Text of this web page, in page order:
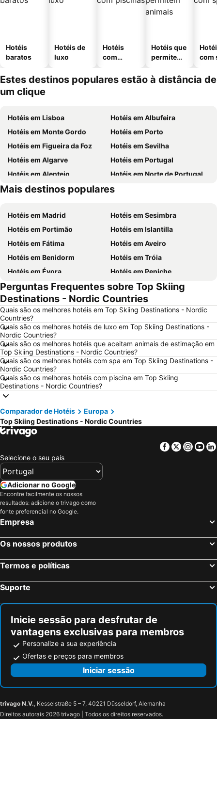
Hotéis
baratos
Hotéis de
luxo
Hotéis
com
Hotéis que
permitem
com
Estes destinos populares estão à distância de
um clique
Hotéis em Lisboa
Hotéis em Albufeira
Hotéis em Monte Gordo
Hotéis em Porto
Hotéis em Figueira da Foz
Hotéis em Sevilha
Hotéis em Algarve
Hotéis em Portugal
Hotéis em Alentejo
Hotéis em Norte de Portugal
Hotéis em Madeira
Hotéis em Espanha
Mais destinos populares
Hotéis em Madrid
Hotéis em Sesimbra
Hotéis em Portimão
Hotéis em Islantilla
Hotéis em Fátima
Hotéis em Aveiro
Hotéis em Benidorm
Hotéis em Tróia
Hotéis em Évora
Hotéis em Peniche
Hotéis em Porto Santo
Hotéis em Barcelona
Hotéis em Sangenjo
Hotéis em Nazaré
Hotéis em Vigo
Hotéis em Vila Nova de Milfontes
Hotéis em Isla Canela
Hotéis em Roma
Hotéis em Vilamoura
Hotéis em Centro de Portugal
Hotéis em Sul de Espanha
Hotéis em Málaga
Hotéis em Minorca
Hotéis em Andaluzia
Hotéis em Maiorca
Hotéis em Douro
Hotéis em Ibiza
Hotéis em Região de Lisboa
Hotéis em Serra da Estrela
Hotéis em Tenerife
Hotéis em São Miguel
Hotéis em Gran Canaria
Hotéis em Malta
Hotéis em Costa de Almería
Perguntas Frequentes sobre Top Skiing
Destinations - Nordic Countries
Quais são os melhores hotéis em Top Skiing Destinations - Nordic
Countries?
Quais são os melhores hotéis de luxo em Top Skiing Destinations -
Nordic Countries?
Quais são os melhores hotéis que aceitam animais de estimação em
Top Skiing Destinations - Nordic Countries?
Quais são os melhores hotéis com spa em Top Skiing Destinations -
Nordic Countries?
Quais são os melhores hotéis com piscina em Top Skiing
Destinations - Nordic Countries?
Comparador de Hotéis
Europa
Top Skiing Destinations - Nordic Countries
Facebook
Twitter
Selecione o seu país
Adicionar no Google
Encontre facilmente os nossos
resultados: adicione o trivago como
fonte preferencial no Google.
Empresa
Os nossos produtos
Termos e políticas
Suporte
Inicie sessão para desfrutar de
vantagens exclusivas para membros
Personalize a sua experiência
Ofertas e preços para membros
Iniciar sessão
trivago N.V., Kesselstraße 5 – 7, 40221 Düsseldorf, Alemanha
Direitos autorais 2026 trivago | Todos os direitos reservados.